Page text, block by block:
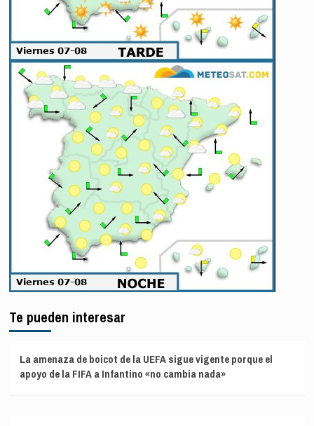
Te pueden interesar
La amenaza de boicot de la UEFA sigue vigente porque el
apoyo de la FIFA a Infantino «no cambia nada»